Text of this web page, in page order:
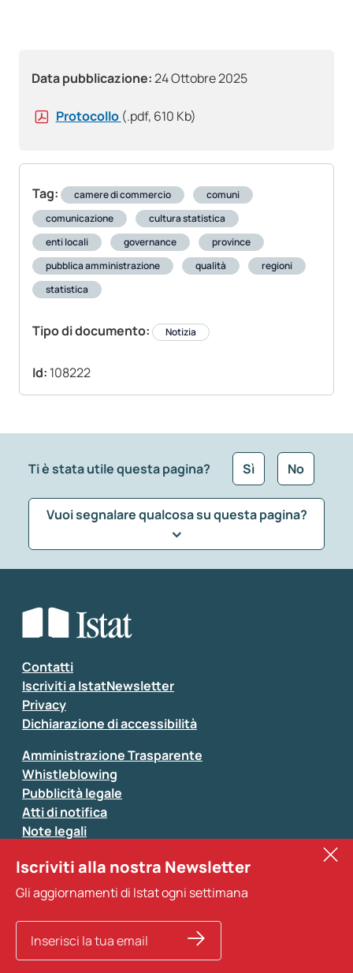
Data pubblicazione:24 Ottobre 2025
Protocollo (.pdf, 610 Kb)
Tag: camere di commercio
comuni
comunicazione
cultura statistica
enti locali
governance
province
pubblica amministrazione
qualità
regioni
statistica
Tipo di documento: Notizia
Id: 108222
Ti è stata utile questa pagina? Sì No
Vuoi segnalare qualcosa su questa pagina?
Seleziona la tipologia della segnalazione
Inserisci il tuo commento
Si prega di non fornire dati di natura personale (ad
esempio dati di contatto). Per ogni altra comunicazione
e per richiedere dati, pubblicazioni, file di microdati,
ricerche storiche e richieste personalizzate basta
Contatti
Iscriviti a IstatNewsletter
Privacy
Dichiarazione di accessibilità
Amministrazione Trasparente
Whistleblowing
Pubblicità legale
Atti di notifica
Note legali
Sistan
Altri servizi
Iscriviti alla nostra Newsletter
Gli aggiornamenti di Istat ogni settimana